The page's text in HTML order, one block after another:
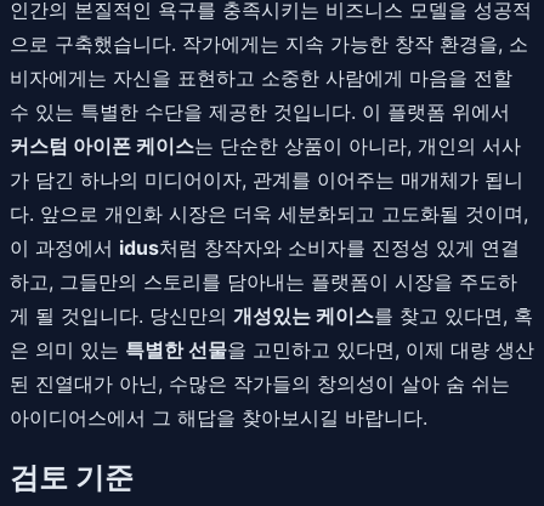
인간의 본질적인 욕구를 충족시키는 비즈니스 모델을 성공적
으로 구축했습니다. 작가에게는 지속 가능한 창작 환경을, 소
비자에게는 자신을 표현하고 소중한 사람에게 마음을 전할
수 있는 특별한 수단을 제공한 것입니다. 이 플랫폼 위에서
커스텀 아이폰 케이스는 단순한 상품이 아니라, 개인의 서사
가 담긴 하나의 미디어이자, 관계를 이어주는 매개체가 됩니
다. 앞으로 개인화 시장은 더욱 세분화되고 고도화될 것이며,
이 과정에서 idus처럼 창작자와 소비자를 진정성 있게 연결
하고, 그들만의 스토리를 담아내는 플랫폼이 시장을 주도하
게 될 것입니다. 당신만의 개성있는 케이스를 찾고 있다면, 혹
은 의미 있는 특별한 선물을 고민하고 있다면, 이제 대량 생산
된 진열대가 아닌, 수많은 작가들의 창의성이 살아 숨 쉬는
아이디어스에서 그 해답을 찾아보시길 바랍니다.
검토 기준